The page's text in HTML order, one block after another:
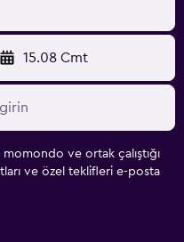
15.08 Cmt
ve ortak çalıştığı
ve özel teklifleri e-posta